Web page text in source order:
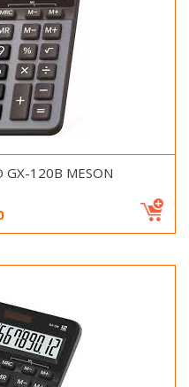
GX-120B MESON